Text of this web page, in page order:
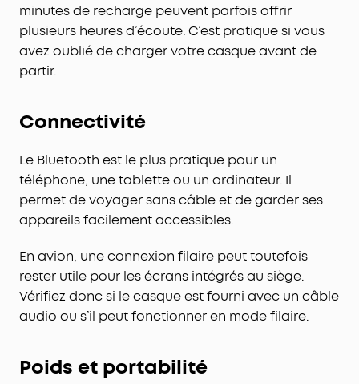
minutes de recharge peuvent parfois offrir
plusieurs heures d’écoute. C’est pratique si vous
avez oublié de charger votre casque avant de
partir.
Connectivité
Le Bluetooth est le plus pratique pour un
téléphone, une tablette ou un ordinateur. Il
permet de voyager sans câble et de garder ses
appareils facilement accessibles.
En avion, une connexion filaire peut toutefois
rester utile pour les écrans intégrés au siège.
Vérifiez donc si le casque est fourni avec un câble
audio ou s’il peut fonctionner en mode filaire.
Poids et portabilité